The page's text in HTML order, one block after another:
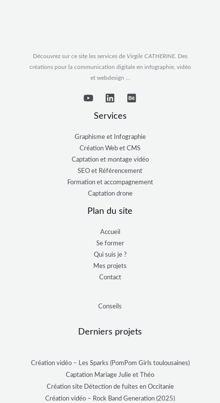
Découvrez sur ce site les services de Virgile CATHERINE. Des
créations pour la communication digitale en infographie, vidéo
et webdesign ...
Services
Graphisme et Infographie
Création Web et CMS
Captation et montage vidéo
SEO et Référencement
Formation et accompagnement
Captation drone
Plan du site
Accueil
Se former
Qui suis je ?
Mes projets
Contact
Conseils
Derniers projets
Création vidéo – Les Sparks (PomPom Girls toulousaines)
Captation Mariage Julie et Théo
Création site Détection de fuites en Occitanie
Création vidéo – Rock Band Generation (2025)